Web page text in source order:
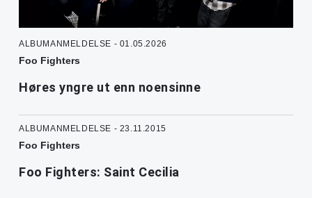
ALBUMANMELDELSE - 01.05.2026
Foo Fighters
Høres yngre ut enn noensinne
ALBUMANMELDELSE - 23.11.2015
Foo Fighters
Foo Fighters: Saint Cecilia